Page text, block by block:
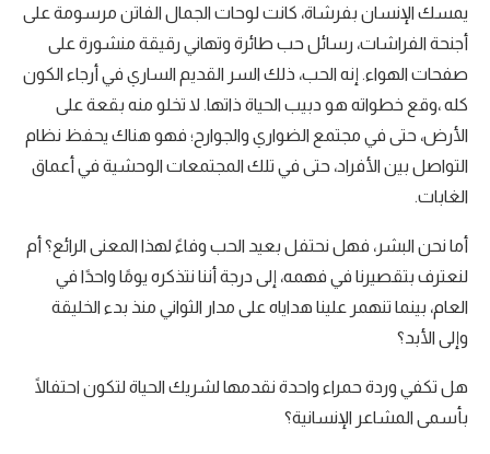
يمسك الإنسان بفرشاة، كانت لوحات الجمال الفاتن مرسومة على
أجنحة الفراشات، رسائل حب طائرة وتهاني رقيقة منشورة على
صفحات الهواء. إنه الحب، ذلك السر القديم الساري في أرجاء الكون
كله ،وقع خطواته هو دبيب الحياة ذاتها. لا تخلو منه بقعة على
الأرض، حتى في مجتمع الضواري والجوارح؛ فهو هناك يحفظ نظام
التواصل بين الأفراد، حتى في تلك المجتمعات الوحشية في أعماق
الغابات.
أما نحن البشر، فهل نحتفل بعيد الحب وفاءً لهذا المعنى الرائع؟ أم
لنعترف بتقصيرنا في فهمه، إلى درجة أننا نتذكره يومًا واحدًا في
العام، بينما تنهمر علينا هداياه على مدار الثواني منذ بدء الخليقة
وإلى الأبد؟
هل تكفي وردة حمراء واحدة نقدمها لشريك الحياة لتكون احتفالًا
بأسمى المشاعر الإنسانية؟